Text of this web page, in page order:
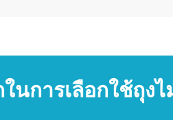
นการเลือกใช้ถุง